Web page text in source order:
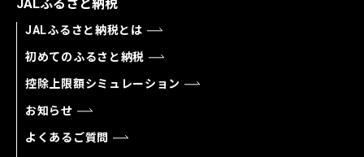
JALふるさと納税
JALふるさと納税とは
初めてのふるさと納税
控除上限額シミュレーション
お知らせ
よくあるご質問